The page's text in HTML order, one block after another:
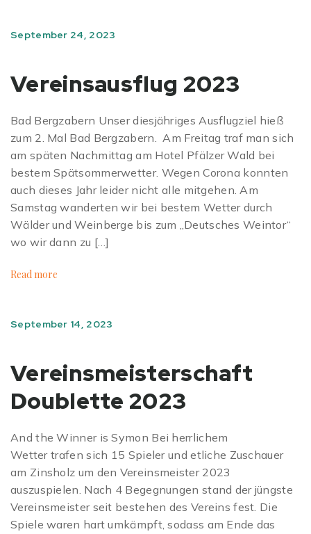
September 24, 2023
Vereinsausflug 2023
Bad Bergzabern Unser diesjähriges Ausflugziel hieß
zum 2. Mal Bad Bergzabern. Am Freitag traf man sich
am späten Nachmittag am Hotel Pfälzer Wald bei
bestem Spätsommerwetter. Wegen Corona konnten
auch dieses Jahr leider nicht alle mitgehen. Am
Samstag wanderten wir bei bestem Wetter durch
Wälder und Weinberge bis zum „Deutsches Weintor“
wo wir dann zu […]
Read more
September 14, 2023
Vereinsmeisterschaft
Doublette 2023
And the Winner is Symon Bei herrlichem
Wetter trafen sich 15 Spieler und etliche Zuschauer
am Zinsholz um den Vereinsmeister 2023
auszuspielen. Nach 4 Begegnungen stand der jüngste
Vereinsmeister seit bestehen des Vereins fest. Die
Spiele waren hart umkämpft, sodass am Ende das